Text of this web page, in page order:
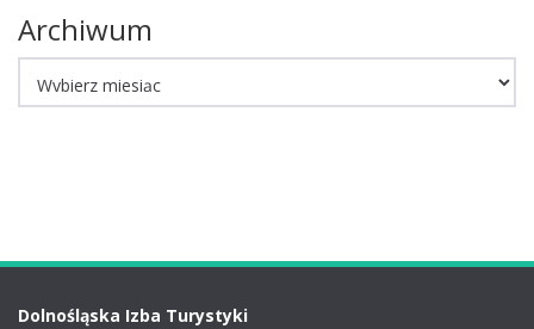
Archiwum
Dolnośląska Izba Turystyki